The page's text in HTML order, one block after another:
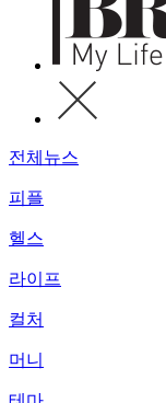
전체뉴스
피플
헬스
라이프
컬처
머니